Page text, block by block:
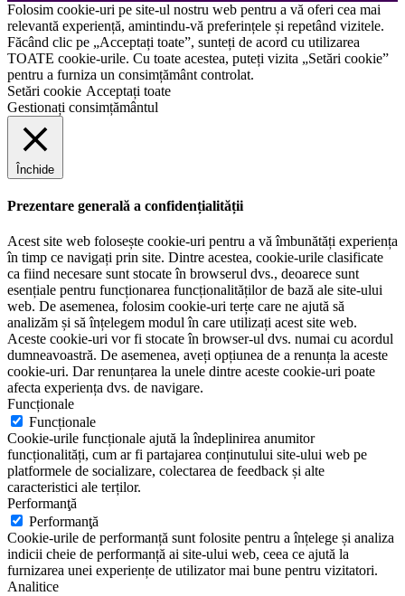
Folosim cookie-uri pe site-ul nostru web pentru a vă oferi cea mai
relevantă experiență, amintindu-vă preferințele și repetând vizitele.
Făcând clic pe „Acceptați toate”, sunteți de acord cu utilizarea
TOATE cookie-urile. Cu toate acestea, puteți vizita „Setări cookie”
pentru a furniza un consimțământ controlat.
Setări cookie Acceptați toate
Gestionați consimțământul
Închide
Prezentare generală a confidențialității
Acest site web folosește cookie-uri pentru a vă îmbunătăți experiența
în timp ce navigați prin site. Dintre acestea, cookie-urile clasificate
ca fiind necesare sunt stocate în browserul dvs., deoarece sunt
esențiale pentru funcționarea funcționalităților de bază ale site-ului
web. De asemenea, folosim cookie-uri terțe care ne ajută să
analizăm și să înțelegem modul în care utilizați acest site web.
Aceste cookie-uri vor fi stocate în browser-ul dvs. numai cu acordul
dumneavoastră. De asemenea, aveți opțiunea de a renunța la aceste
cookie-uri. Dar renunțarea la unele dintre aceste cookie-uri poate
afecta experiența dvs. de navigare.
Funcționale
Funcționale
Cookie-urile funcționale ajută la îndeplinirea anumitor
funcționalități, cum ar fi partajarea conținutului site-ului web pe
platformele de socializare, colectarea de feedback și alte
caracteristici ale terților.
Performanţă
Performanţă
Cookie-urile de performanță sunt folosite pentru a înțelege și analiza
indicii cheie de performanță ai site-ului web, ceea ce ajută la
furnizarea unei experiențe de utilizator mai bune pentru vizitatori.
Analitice